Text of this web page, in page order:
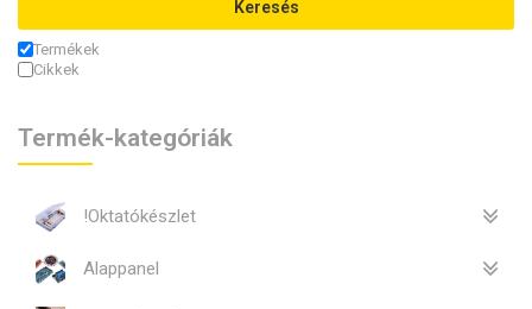
Keresés
Termékek
Cikkek
Termék-kategóriák
!Oktatókészlet
Alappanel